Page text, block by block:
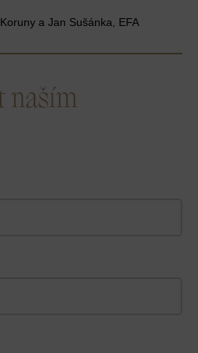
a Jan Sušánka, EFA
naším